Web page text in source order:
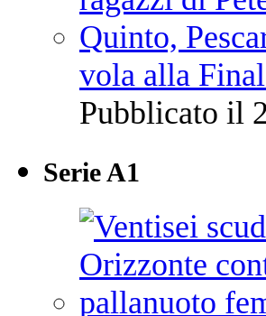
vola alla
Pubblicato il
Serie A1